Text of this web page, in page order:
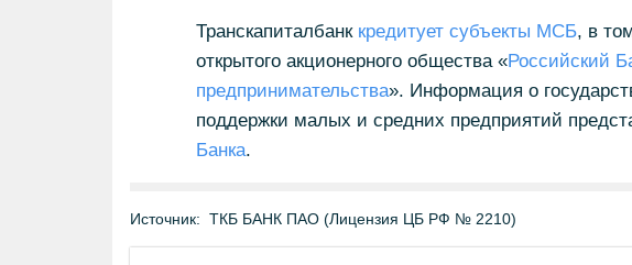
Транскапиталбанк кредитует субъекты МСБ, в
открытого акционерного общества «Российский
предпринимательства». Информация о
поддержки малых и средних предприятий
Банка.
Источник: ТКБ БАНК ПАО (Лицензия ЦБ РФ № 2210)